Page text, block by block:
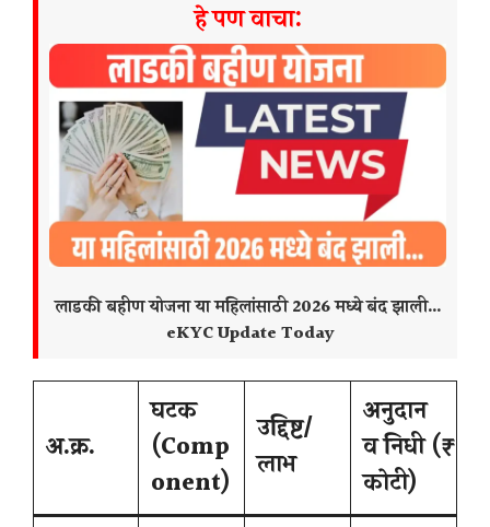
हे पण वाचा:
लाडकी बहीण योजना या महिलांसाठी 2026 मध्ये बंद झाली…
eKYC Update Today
अ.क्र.
घटक
(Comp
onent)
उद्दिष्ट/
लाभ
अनुदान
व निधी (₹
कोटी)